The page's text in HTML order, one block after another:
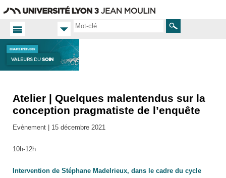
Rechercher
Accueil
Actualités
Atelier | Quelques malentendus sur la
conception pragmatiste de l’enquête
Evènement | 15 décembre 2021
10h-12h
Intervention de Stéphane Madelrieux, dans le cadre du cycle